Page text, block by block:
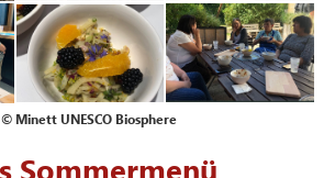
© Minett UNESCO Biosphere
Sommermenü